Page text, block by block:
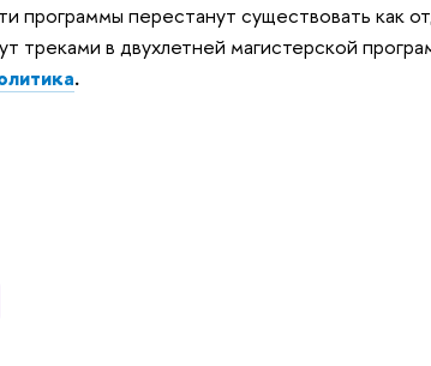
программы перестанут существовать как
треками в двухлетней магистерской
.